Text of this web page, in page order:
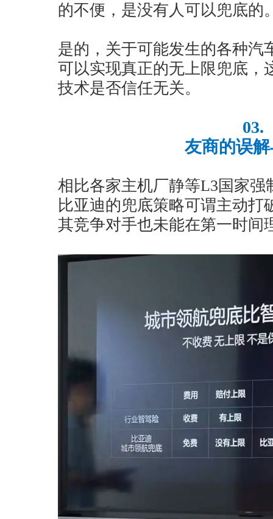
的不便，是没有人可以兜底的
是的，关于可能发生的各种汽
可以实现真正的无上限兜底，
技术是否信任无关。
03.
友商的误
相比各家主机厂静等L3国家强
比亚迪的兜底策略可谓主动打
其竞争对手也未能在第一时间